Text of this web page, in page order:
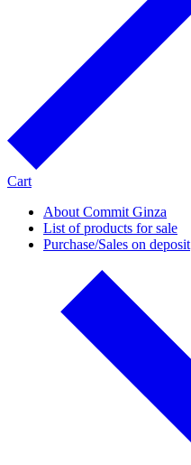
Cart
About Commit Ginza
List of products for sale
Purchase/Sales on deposit